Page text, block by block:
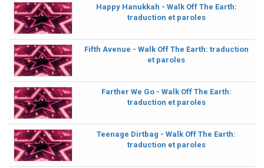
Happy Hanukkah - Walk Off The Earth:
traduction et paroles
Fifth Avenue - Walk Off The Earth: traduction
et paroles
Farther We Go - Walk Off The Earth:
traduction et paroles
Teenage Dirtbag - Walk Off The Earth:
traduction et paroles